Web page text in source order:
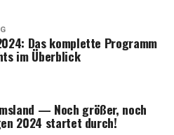
Das kom­plet­te Pro­gramm
im Überblick
— Noch grö­ßer, noch
2024 star­tet durch!